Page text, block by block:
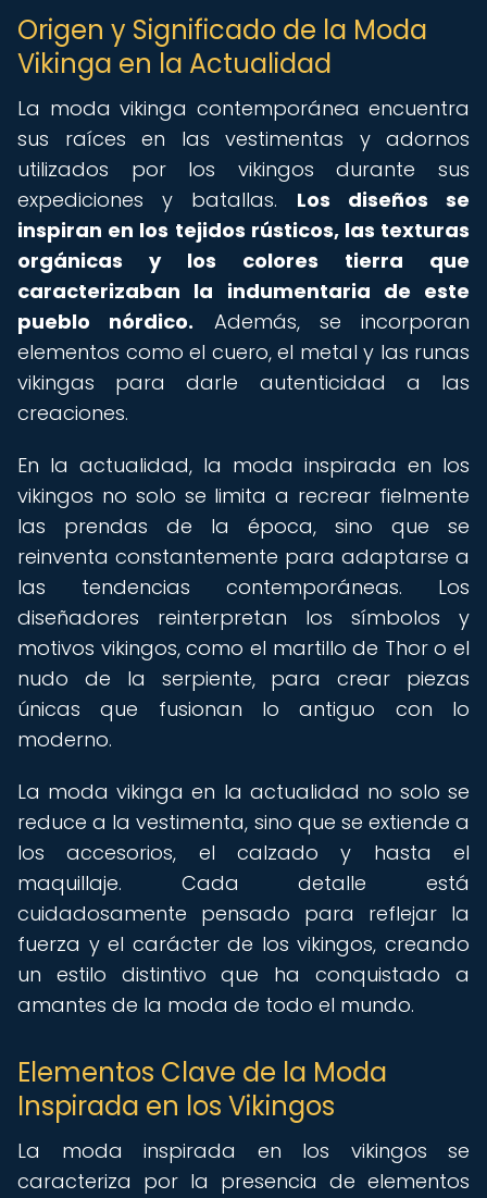
Origen y Significado de la Moda
Vikinga en la Actualidad
La moda vikinga contemporánea encuentra
sus raíces en las vestimentas y adornos
utilizados por los vikingos durante sus
expediciones y batallas. Los diseños se
inspiran en los tejidos rústicos, las texturas
orgánicas y los colores tierra que
caracterizaban la indumentaria de este
pueblo nórdico. Además, se incorporan
elementos como el cuero, el metal y las runas
vikingas para darle autenticidad a las
creaciones.
En la actualidad, la moda inspirada en los
vikingos no solo se limita a recrear fielmente
las prendas de la época, sino que se
reinventa constantemente para adaptarse a
las tendencias contemporáneas. Los
diseñadores reinterpretan los símbolos y
motivos vikingos, como el martillo de Thor o el
nudo de la serpiente, para crear piezas
únicas que fusionan lo antiguo con lo
moderno.
La moda vikinga en la actualidad no solo se
reduce a la vestimenta, sino que se extiende a
los accesorios, el calzado y hasta el
maquillaje. Cada detalle está
cuidadosamente pensado para reflejar la
fuerza y el carácter de los vikingos, creando
un estilo distintivo que ha conquistado a
amantes de la moda de todo el mundo.
Elementos Clave de la Moda
Inspirada en los Vikingos
La moda inspirada en los vikingos se
caracteriza por la presencia de elementos